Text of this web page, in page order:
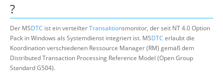
?
Der MSDTC ist ein verteilterTransaktionsmonitor, der seit NT 4.0 Option
Pack in Windows als Systemdienst integriert ist. MSDTC erlaubt die
Koordination verschiedenen Ressource Manager (RM) gemäß dem
Distributed Transaction Processing Reference Model (Open Group
Standard G504).